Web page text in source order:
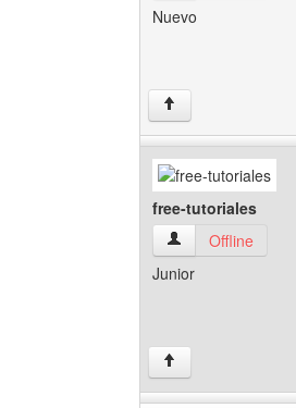
Nuevo
↑
free-tutoriales
free-tutoriales Ver
Offline
Junior
↑